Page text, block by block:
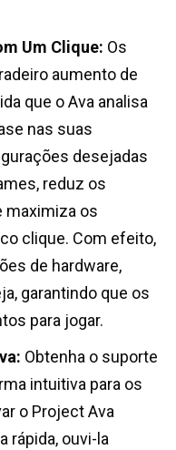
Um Clique: Os
aumento de
que o Ava analisa
nas suas
desejadas
reduz os
maximiza os
clique. Com efeito,
de hardware,
garantindo que os
para jogar.
Obtenha o suporte
intuitiva para os
o Project Ava
rápida, ouvi-la